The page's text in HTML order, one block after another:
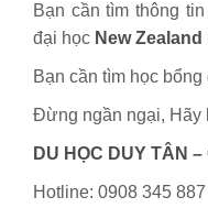
Bạn cần tìm thông
đại học New Zealand
Bạn cần tìm học bổng
Đừng ngần ngại, Hãy
DU HỌC DUY TÂN
Hotline: 0908 345 887